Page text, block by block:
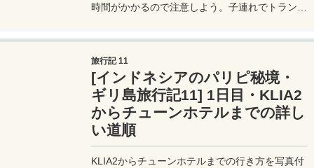
時間がかかるので注意しよう。子連れでトランジ
旅行記 11
[インドネシアのパリピ秘境・
ギリ島旅行記11] 1日目・KLIA2
からチューンホテルまでの詳し
い道順
KLIA2からチューンホテルまでの行き方を写真付